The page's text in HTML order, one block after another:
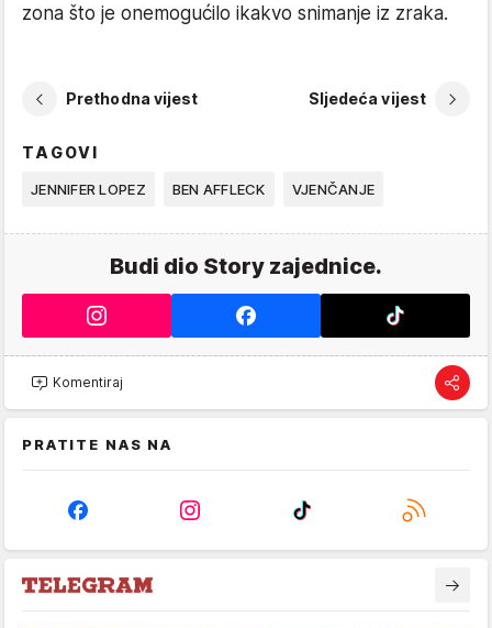
zona što je onemogućilo ikakvo snimanje iz zraka.
Prethodna vijest Sljedeća vijest
TAGOVI
JENNIFER LOPEZ BEN AFFLECK VJENČANJE
Budi dio Story zajednice.
Komentiraj
PRATITE NAS NA